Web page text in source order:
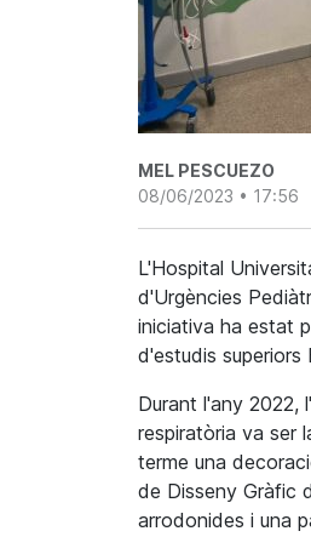
MEL PESCUEZO
08/06/2023 • 17:56
L'Hospital
d'Urgències
iniciativa ha estat
d'estudis superiors
Durant l'any 2022,
respiratòria va ser
terme una
de Disseny Gràfic
arrodonides i una